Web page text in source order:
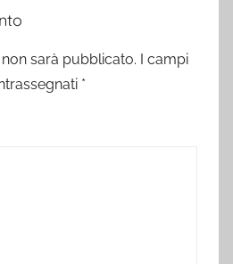
sarà pubblicato.
I campi
*